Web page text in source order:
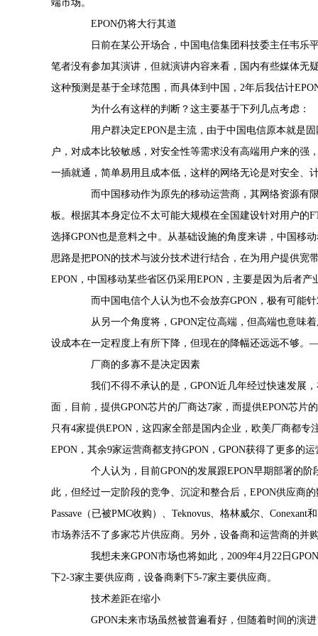
端市场。
EPON仍将大行其道
日前在某公开场合，中国电信集团科技委主任韦乐平
笔者没有参加其演讲，但就演讲内容来看，国内有些媒体无
这种预测是基于全球范围，而具体到中国，2年后我估计
为什么有这样的判断？这主要基于下列几点考虑：
用户群决定EPON是主流，由于中国电信原本就是固
户，对成本比较敏感，对安全性等需求没有高端用户来的强
一插就通，简单易用且成本低，这样的网络无论是对安全、
而中国移动作为原先的移动运营商，其网络资源有
板。根据其本身定位不太可能大规模在全国建设针对用户的
选择GPON也是意料之中。从基础设施的角度来讲，中国移
思路是把PON的技术与波分技术进行结合，在为用户提供
EPON，中国移动某些省区仍采用EPON，主要是因为后者产
而中国电信个人认为也不会放弃GPON，极有可能针
从另一个角度将，GPON定位高端，但高端也意味着
设成本在一定程度上有所下降，但现在的降幅还远远不够
厂商的多寡不是决定因素
我们不得不承认的是，GPON近几年经过快速发展，
面，目前，提供GPON芯片的厂商达7家，而提供EPON芯片
只有4家提供EPON，这四家全部是国内企业，欧美厂商都
EPON，其余9家运营商都支持GPON，GPON获得了更多的
个人认为，目前GPON的发展跟EPON早期部署的阶
此，但经过一定阶段的竞争、沉淀和整合后，EPON供应商
Passave（已被PMC收购）、Teknovus、格林威尔、
市场养活不了多家芯片供应商。另外，设备商和运营商的并
我想未来GPON市场也将如此，2009年4月22日
下2-3家主要供应商，设备商剩下5-7家主要供应商。
技术差距在缩小
GPON未来市场虽然被普遍看好，但随着时间的演进